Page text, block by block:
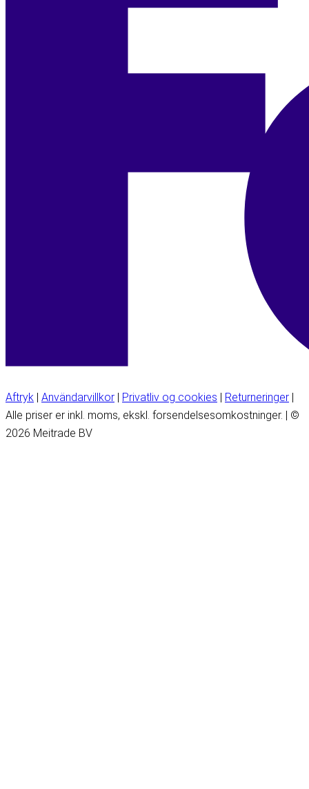
Aftryk | Användarvillkor | Privatliv og cookies | Returneringer |
Alle priser er inkl. moms, ekskl. forsendelsesomkostninger. | ©
2026 Meitrade BV